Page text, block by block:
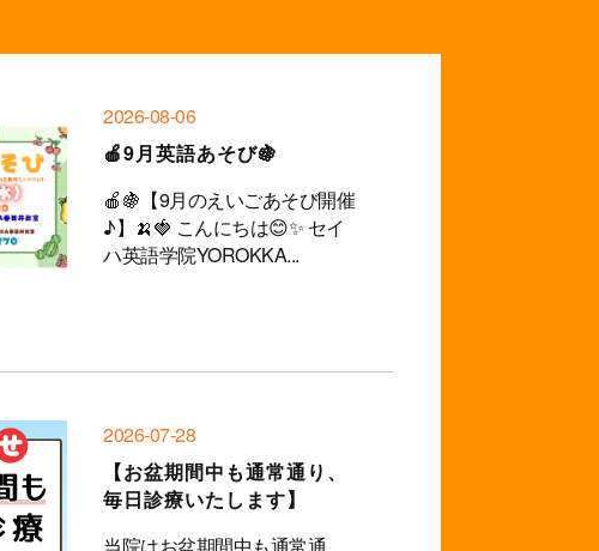
2026-08-06
🍎9月英語あそび🍇
🍎🍇【9月のえいごあそび開催
♪】🍌🍓 こんにちは😊✨ セイ
ハ英語学院YOROKKA...
2026-07-28
【お盆期間中も通常通り、
毎日診療いたします】
当院はお盆期間中も通常通